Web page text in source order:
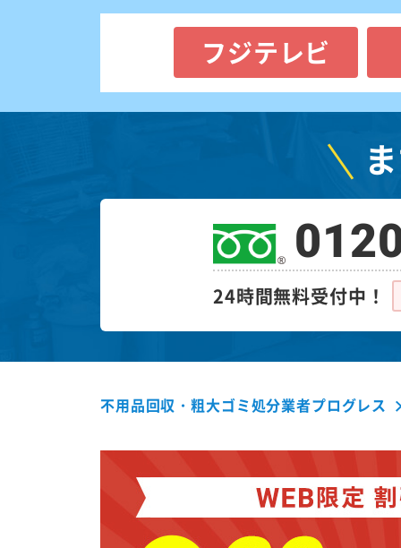
フジテレビ
24時間無料受付中！
不用品回収・粗大ゴミ処分業者プログレス